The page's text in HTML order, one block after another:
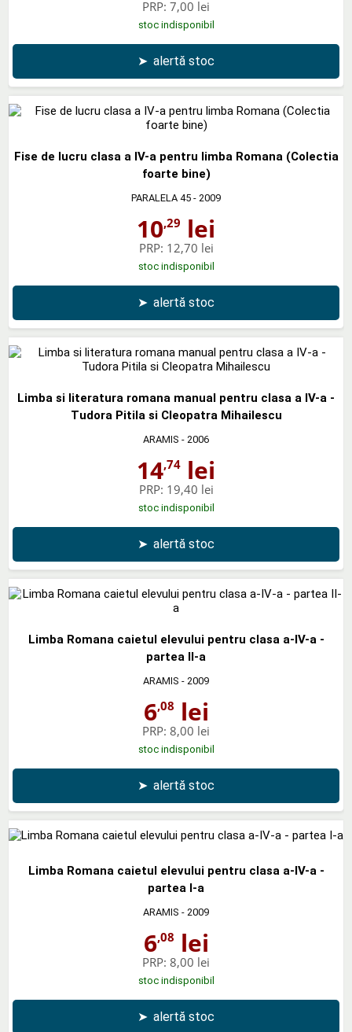
PRP: 7,00 lei
stoc indisponibil
➤ alertă stoc
Fise de lucru clasa a IV-a pentru limba Romana (Colectia
foarte bine)
PARALELA 45 - 2009
10,29 lei
PRP: 12,70 lei
stoc indisponibil
➤ alertă stoc
Limba si literatura romana manual pentru clasa a IV-a -
Tudora Pitila si Cleopatra Mihailescu
ARAMIS - 2006
14,74 lei
PRP: 19,40 lei
stoc indisponibil
➤ alertă stoc
Limba Romana caietul elevului pentru clasa a-IV-a -
partea II-a
ARAMIS - 2009
6,08 lei
PRP: 8,00 lei
stoc indisponibil
➤ alertă stoc
Limba Romana caietul elevului pentru clasa a-IV-a -
partea I-a
ARAMIS - 2009
6,08 lei
PRP: 8,00 lei
stoc indisponibil
➤ alertă stoc